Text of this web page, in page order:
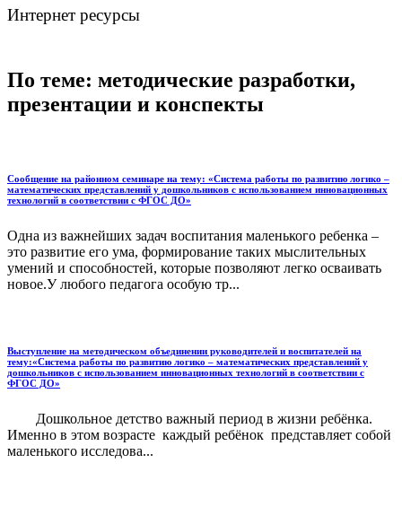
Интернет ресурсы
По теме: методические разработки,
презентации и конспекты
Сообщение на районном семинаре на тему: «Система работы по развитию логико –
математических представлений у дошкольников с использованием инновационных
технологий в соответствии с ФГОС ДО»
Одна из важнейших задач воспитания маленького ребенка –
это развитие его ума, формирование таких мыслительных
умений и способностей, которые позволяют легко осваивать
новое.У любого педагога особую тр...
Выступление на методическом объединении руководителей и воспитателей на
тему:«Система работы по развитию логико – математических представлений у
дошкольников с использованием инновационных технологий в соответствии с
ФГОС ДО»
Дошкольное детство важный период в жизни ребёнка.
Именно в этом возрасте каждый ребёнок представляет собой
маленького исследова...